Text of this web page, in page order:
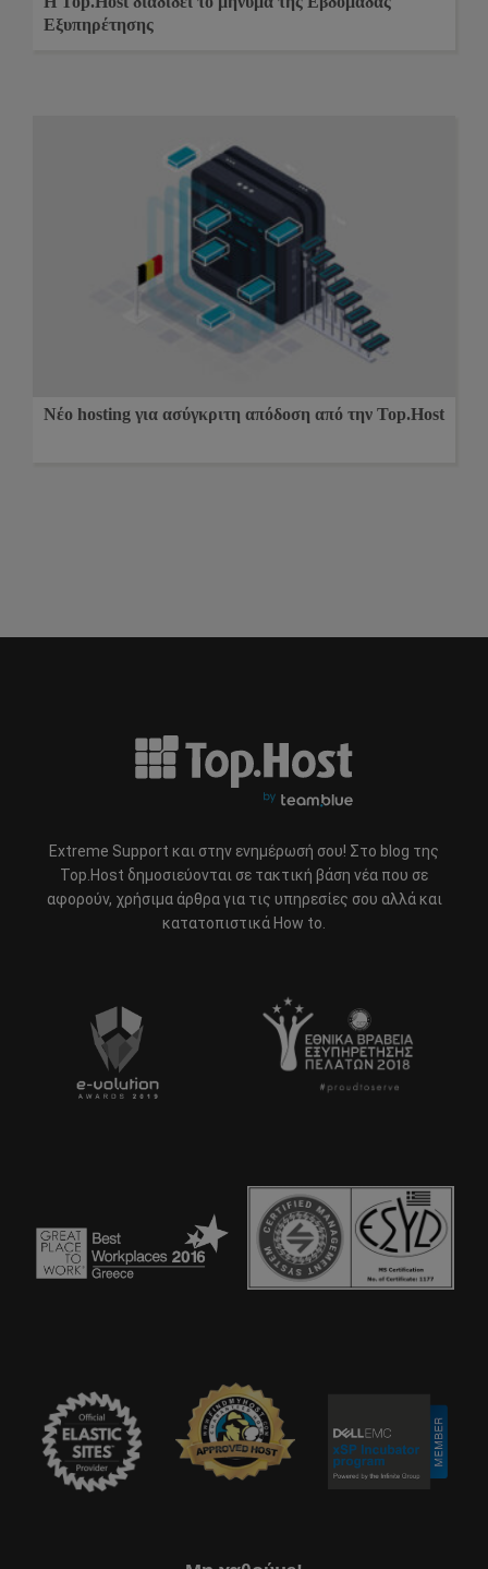
Εξυπηρέτησης
Νέο hosting για ασύγκριτη απόδοση από την Top.Host
Extreme Support και στην ενημέρωσή σου! Στο blog της
Top.Host δημοσιεύονται σε τακτική βάση νέα που σε
αφορούν, χρήσιμα άρθρα για τις υπηρεσίες σου αλλά και
κατατοπιστικά How to.